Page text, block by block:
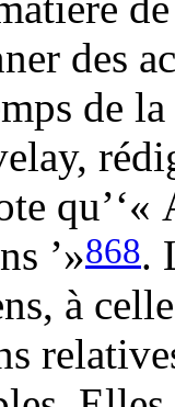
des
de
’»868.
à